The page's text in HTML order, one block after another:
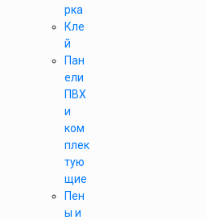
рка
Кле
й
Пан
ели
ПВХ
и
ком
плек
тую
щие
Пен
ы и